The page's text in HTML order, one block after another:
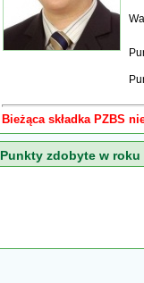
Bieżąca składka PZBS
Punkty zdobyte w roku